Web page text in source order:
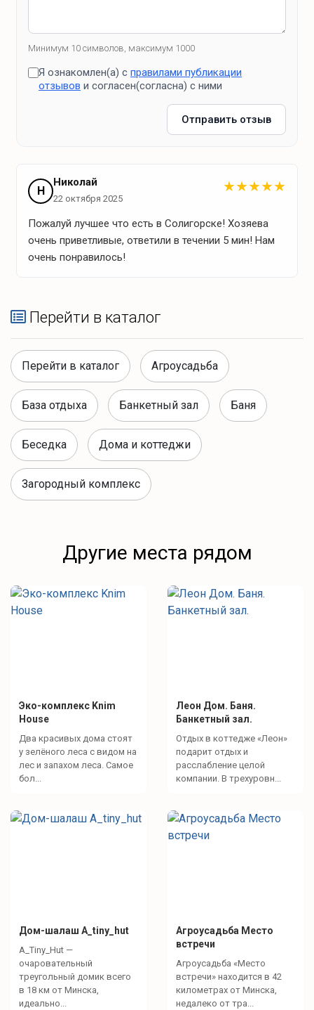
Система очистки для питьевой воды
Посуда
Что для отдыха?
Зона барбекю
Дрова
Шампура
Зоны отдыха
Терраса
Костровая зона
Банный комплекс (можно арендовать отдельно)
Что для развлечений?
Спокойный отдых
Беспроводная колонка с микрофоном
Для детей
Детская площадка с домиком
Минимум 10 символов, максимум 1000
Я ознакомлен(а) с правилами публикации
отзывов и согласен(согласна) с ними
Отправить отзыв
Н
Николай
22 октября 2025
★★★★★
Пожалуй лучшее что есть в Солигорске! Хозяева
очень приветливые, ответили в течении 5 мин! Нам
очень понравилось!
Перейти в каталог
Перейти в каталог Агроусадьба
База отдыха Банкетный зал Баня
Беседка Дома и коттеджи
Загородный комплекс
Другие места рядом
Эко-комплекс Knim
House
Два красивых дома стоят
у зелёного леса с видом на
лес и запахом леса. Самое
бол...
Леон Дом. Баня.
Банкетный зал.
Отдых в коттедже «Леон»
подарит отдых и
расслабление целой
компании. В трехуровн...
Дом-шалаш A_tiny_hut
A_Tiny_Hut —
очаровательный
треугольный домик всего
в 18 км от Минска,
идеально...
Агроусадьба Место
встречи
Агроусадьба «Место
встречи» находится в 42
километрах от Минска,
недалеко от тра...